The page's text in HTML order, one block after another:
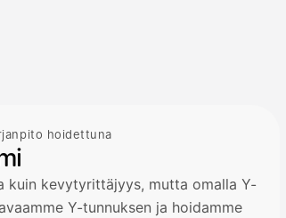
hoidettuna
kuin kevytyrittäjyys, mutta omalla Y-
Y-tunnuksen ja hoidamme